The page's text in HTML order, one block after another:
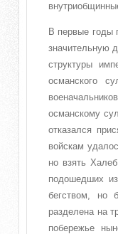
В первые годы
значительную
структуры
османского
османскому
отказался
войскам
но взять
подошедших
бегством, но
разделена на
побережье